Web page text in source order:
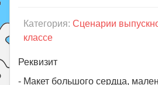
Категория:Сценарии
классе
Реквизит
- Макет большого сердца,